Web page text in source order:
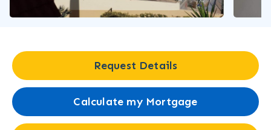
Request Details
Calculate my Mortgage